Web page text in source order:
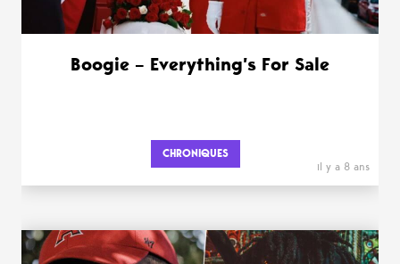
Boogie – Everything’s For Sale
CHRONIQUES
il y a 8 ans